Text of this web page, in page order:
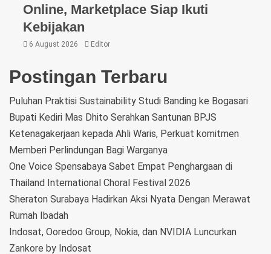
Online, Marketplace Siap Ikuti
Kebijakan
6 August 2026 Editor
Postingan Terbaru
Puluhan Praktisi Sustainability Studi Banding ke Bogasari
Bupati Kediri Mas Dhito Serahkan Santunan BPJS
Ketenagakerjaan kepada Ahli Waris, Perkuat komitmen
Memberi Perlindungan Bagi Warganya
One Voice Spensabaya Sabet Empat Penghargaan di
Thailand International Choral Festival 2026
Sheraton Surabaya Hadirkan Aksi Nyata Dengan Merawat
Rumah Ibadah
Indosat, Ooredoo Group, Nokia, dan NVIDIA Luncurkan
Zankore by Indosat